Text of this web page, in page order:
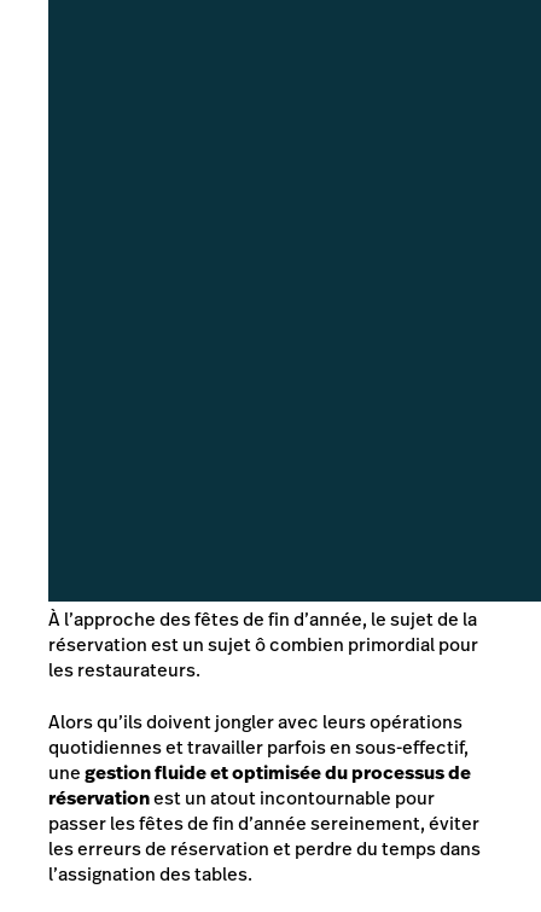
À l’approche des fêtes de fin d’année, le sujet de la
réservation est un sujet ô combien primordial pour
les restaurateurs.
Alors qu’ils doivent jongler avec leurs opérations
quotidiennes et travailler parfois en sous-effectif,
unegestion fluide et optimisée du processus de
réservationest un atout incontournable pour
passer les fêtes de fin d’année sereinement, éviter
les erreurs de réservation et perdre du temps dans
l’assignation des tables.